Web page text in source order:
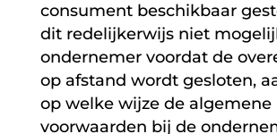
consument beschikbaar
dit redelijkerwijs niet
ondernemer voordat de
op afstand wordt gesloten,
op welke wijze de algemene
voorwaarden bij de